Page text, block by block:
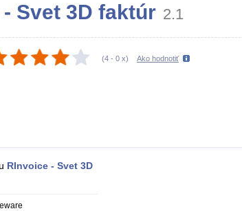
Svet 3D faktúr 2.1
(4 - 0 x) Ako hodnotiť
RInvoice - Svet 3D